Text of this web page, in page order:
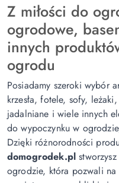
Z miłości do
ogrodowe,
innych
ogrodu
Posiadamy szeroki wybór
krzesła, fotele, sofy,
jadalniane i wiele innych
do wypoczynku w
Dzięki różnorodności
domogrodek.pl
ogrodzie, która pozwali na